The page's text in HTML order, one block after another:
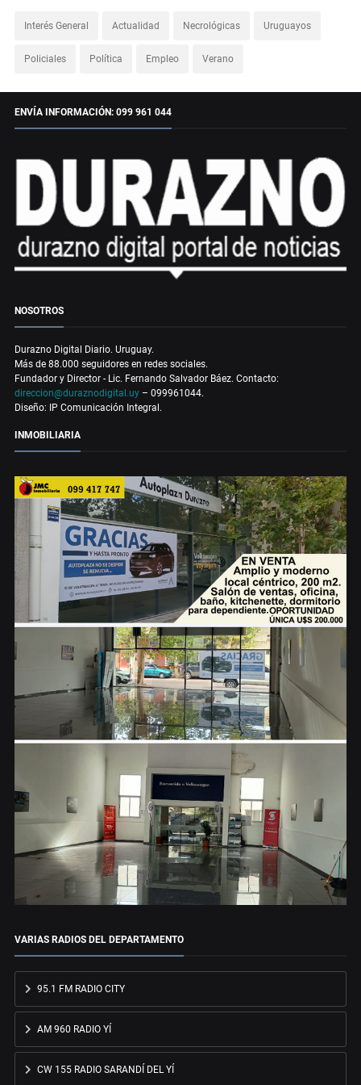
Interés General Actualidad Necrológicas Uruguayos
Policiales Política Empleo Verano
ENVÍA INFORMACIÓN: 099 961 044
NOSOTROS
Durazno Digital Diario. Uruguay.
Más de 88.000 seguidores en redes sociales.
Fundador y Director - Lic. Fernando Salvador Báez. Contacto:
direccion@duraznodigital.uy – 099961044.
Diseño: IP Comunicación Integral.
INMOBILIARIA
VARIAS RADIOS DEL DEPARTAMENTO
95.1 FM RADIO CITY
AM 960 RADIO YÍ
CW 155 RADIO SARANDÍ DEL YÍ